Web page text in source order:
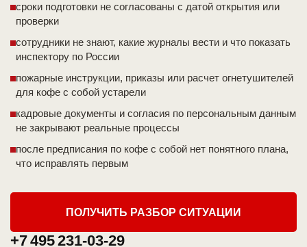
сроки подготовки не согласованы с датой открытия или
проверки
сотрудники не знают, какие журналы вести и что показать
инспектору по России
пожарные инструкции, приказы или расчет огнетушителей
для кофе с собой устарели
кадровые документы и согласия по персональным данным
не закрывают реальные процессы
после предписания по кофе с собой нет понятного плана,
что исправлять первым
ПОЛУЧИТЬ РАЗБОР СИТУАЦИИ
+7 495 231-03-29